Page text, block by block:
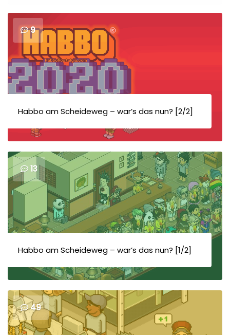
9
Habbo am Scheideweg – war’s das nun? [2/2]
13
Habbo am Scheideweg – war’s das nun? [1/2]
49